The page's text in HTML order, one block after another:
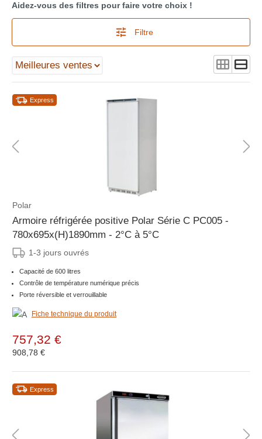
Aidez-vous des filtres pour faire votre choix !
Filtre
Express
Polar
Armoire réfrigérée positive Polar Série C PC005 -
780x695x(H)1890mm - 2°C à 5°C
1-3 jours ouvrés
Capacité de 600 litres
Contrôle de température numérique précis
Porte réversible et verrouillable
Fiche technique du produit
757,32 €
908,78 €
Express